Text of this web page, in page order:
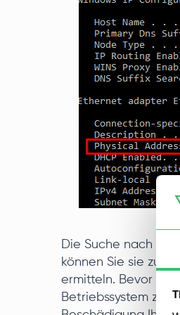
Die Suche nach der
können Sie sie
ermitteln. Bevor Sie
Betriebssystem zu